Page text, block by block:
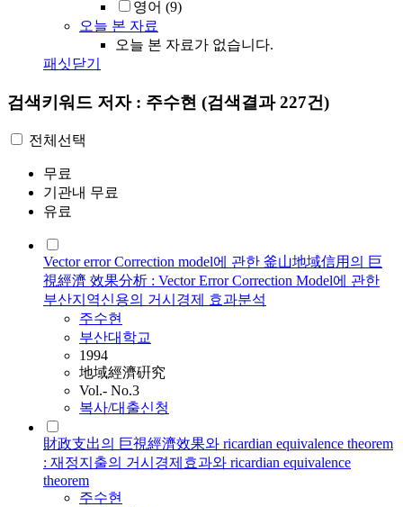
영어 (9)
오늘 본 자료
오늘 본 자료가 없습니다.
패싯닫기
검색키워드 저자 : 주수현 (검색결과 227건)
전체선택
무료
기관내 무료
유료
Vector error Correction model에 관한 釜山地域信用의 巨
視經濟 效果分析 : Vector Error Correction Model에 관한
부산지역신용의 거시경제 효과분석
주수현
부산대학교
1994
地域經濟硏究
Vol.- No.3
복사/대출신청
財政支出의 巨視經濟效果와 ricardian equivalence theorem
: 재정지출의 거시경제효과와 ricardian equivalence
theorem
주수현